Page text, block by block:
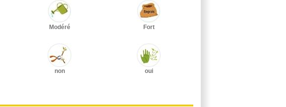
Modéré Fort
non oui